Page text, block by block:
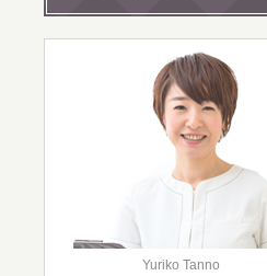
Yuriko Tanno